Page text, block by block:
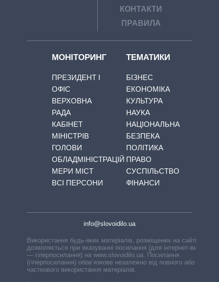
КОНТАКТИ
ПРАВИЛА
МОНІТОРИНГ
ПРЕЗИДЕНТ І
ОФІС
ВЕРХОВНА
РАДА
КАБІНЕТ
МІНІСТРІВ
ГОЛОВИ
ОБЛАДМІНІСТРАЦІЙ
МЕРИ МІСТ
ВСІ ПЕРСОНИ
ТЕМАТИКИ
БІЗНЕС
ЕКОНОМІКА
КУЛЬТУРА
НАУКА
НАЦІОНАЛЬНА
БЕЗПЕКА
ПОЛІТИКА
ПРАВО
СУСПІЛЬСТВО
ФІНАНСИ
info@slovoidilo.ua
Використання будь-яких матеріалів, розміщених на сайті,
дозволяється при вказуванні посилання (для інтернет-видань
— гіперпосилання) на www.slovoidilo.ua. Посилання
(гіперпосилання) обов’язкове незалежно від повного або
часткового використання матеріалів.